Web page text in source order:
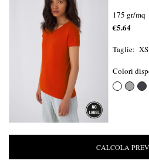
175 gr/mq
€5.64
Taglie:
Colori
CALCOLA